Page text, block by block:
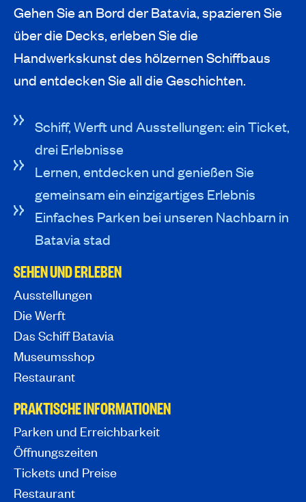
Gehen Sie an Bord der Batavia, spazieren Sie
über die Decks, erleben Sie die
Handwerkskunst des hölzernen Schiffbaus
und entdecken Sie all die Geschichten.
Schiff, Werft und Ausstellungen: ein Ticket,
drei Erlebnisse
Lernen, entdecken und genießen Sie
gemeinsam ein einzigartiges Erlebnis
Einfaches Parken bei unseren Nachbarn in
Batavia stad
SEHEN UND ERLEBEN
Ausstellungen
Die Werft
Das Schiff Batavia
Museumsshop
Restaurant
PRAKTISCHE INFORMATIONEN
Parken und Erreichbarkeit
Öffnungszeiten
Tickets und Preise
Restaurant